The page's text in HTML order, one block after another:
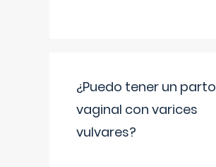
¿Puedo tener un parto
vaginal con varices
vulvares?